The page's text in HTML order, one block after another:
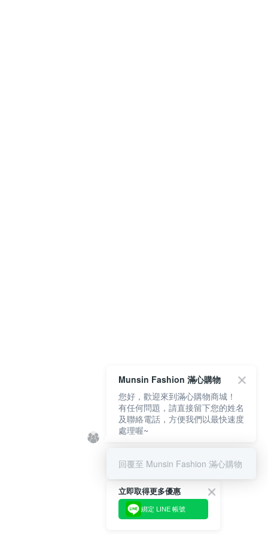
立即取得更多優惠
綁定 LINE 帳號
Munsin Fashion 滿心購物
您好，歡迎來到滿心購物商城！
有任何問題，請直接留下您的姓名
及聯絡電話，方便我們以最快速度
處理喔~
回覆至 Munsin Fashion 滿心購物